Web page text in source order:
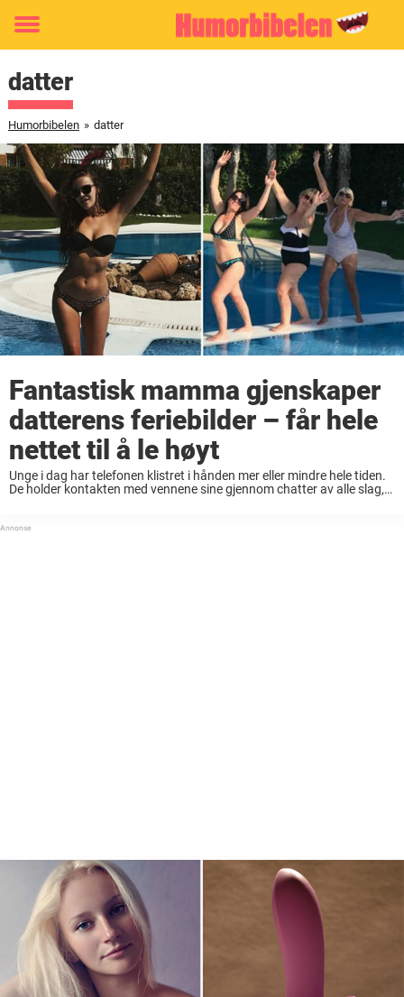
Toggle
datter
Humorbibelen » datter
Fantastisk mamma gjenskaper
datterens feriebilder – får hele
nettet til å le høyt
Unge i dag har telefonen klistret i hånden mer eller mindre hele tiden.
De holder kontakten med vennene sine gjennom chatter av alle slag,